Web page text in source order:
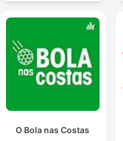
O Bola nas Costas